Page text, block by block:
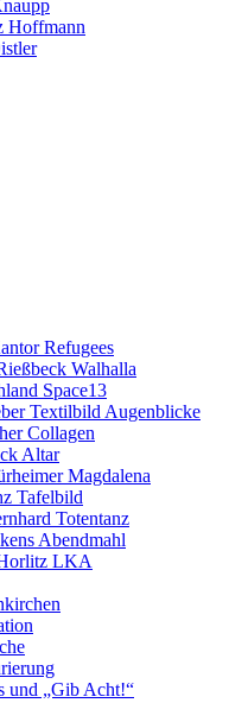
Hoffmann
Refugees
Walhalla
Space13
Textilbild Augenblicke
Collagen
Altar
Magdalena
Tafelbild
Totentanz
Abendmahl
LKA
und „Gib Acht!“